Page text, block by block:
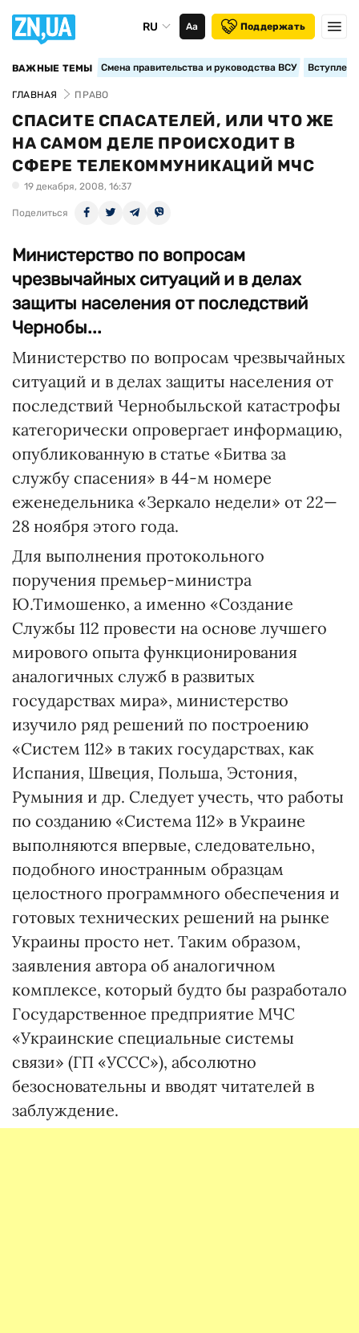
RU Аа Поддержать
ВАЖНЫЕ ТЕМЫ Смена правительства и руководства ВСУ
ГЛАВНАЯ ПРАВО
СПАСИТЕ СПАСАТЕЛЕЙ, ИЛИ ЧТО ЖЕ
НА САМОМ ДЕЛЕ ПРОИСХОДИТ В
СФЕРЕ ТЕЛЕКОММУНИКАЦИЙ МЧС
19 декабря, 2008, 16:37
Поделиться
Министерство по вопросам
чрезвычайных ситуаций и в делах
защиты населения от последствий
Чернобы...
Министерство по вопросам чрезвычайных
ситуаций и в делах защиты населения от
последствий Чернобыльской катастрофы
категорически опровергает информацию,
опубликованную в статье «Битва за
службу спасения» в 44-м номере
еженедельника «Зеркало недели» от 22—
28 ноября этого года.
Для выполнения протокольного
поручения премьер-министра
Ю.Тимошенко, а именно «Создание
Службы 112 провести на основе лучшего
мирового опыта функционирования
аналогичных служб в развитых
государствах мира», министерство
изучило ряд решений по построению
«Систем 112» в таких государствах, как
Испания, Швеция, Польша, Эстония,
Румыния и др. Следует учесть, что работы
по созданию «Система 112» в Украине
выполняются впервые, следовательно,
подобного иностранным образцам
целостного программного обеспечения и
готовых технических решений на рынке
Украины просто нет. Таким образом,
заявления автора об аналогичном
комплексе, который будто бы разработало
Государственное предприятие МЧС
«Украинские специальные системы
связи» (ГП «УССС»), абсолютно
безосновательны и вводят читателей в
заблуждение.